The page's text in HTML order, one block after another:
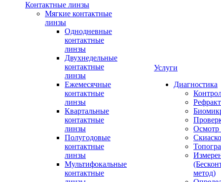
Контактные линзы
Мягкие контактные
линзы
Однодневные
контактные
линзы
Двухнедельные
контактные
линзы
Ежемесячные
контактные
линзы
Квартальные
контактные
линзы
Полугодовые
контактные
линзы
Мультифокальные
контактные
Услуги
Диагностика
Осмотр
метод)